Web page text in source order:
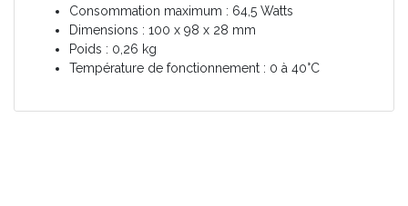
Consommation maximum : 64,5 Watts
Dimensions : 100 x 98 x 28 mm
Poids : 0,26 kg
Température de fonctionnement : 0 à 40°C